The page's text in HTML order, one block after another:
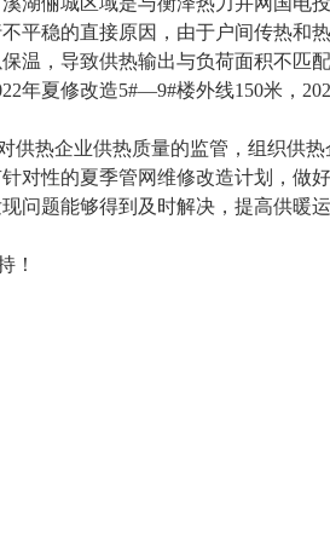
平稳的直接原因， 由于户间传热和
温，导致供热输出与负荷面积不匹配
年夏修改造5#—9#楼外线150米，
供热企业供热质量的监管，组织供
对性的夏季管网维修改造计划，做
问题能够得到及时解决，提高供暖
！